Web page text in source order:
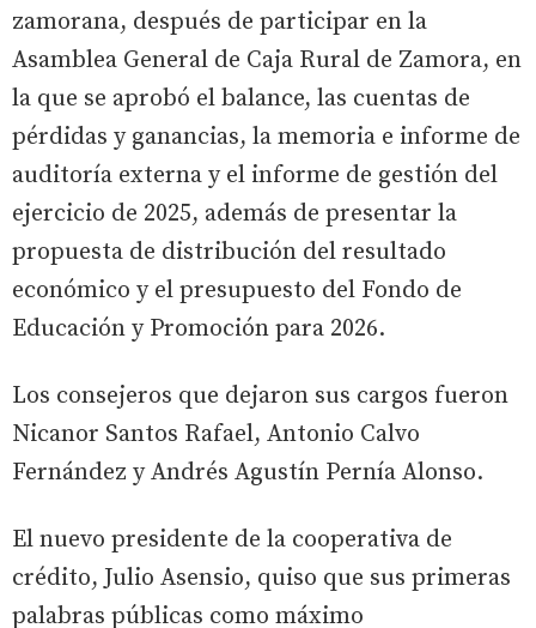
zamorana, después de participar en la
Asamblea General de Caja Rural de Zamora, en
la que se aprobó el balance, las cuentas de
pérdidas y ganancias, la memoria e informe de
auditoría externa y el informe de gestión del
ejercicio de 2025, además de presentar la
propuesta de distribución del resultado
económico y el presupuesto del Fondo de
Educación y Promoción para 2026.
Los consejeros que dejaron sus cargos fueron
Nicanor Santos Rafael, Antonio Calvo
Fernández y Andrés Agustín Pernía Alonso.
El nuevo presidente de la cooperativa de
crédito, Julio Asensio, quiso que sus primeras
palabras públicas como máximo